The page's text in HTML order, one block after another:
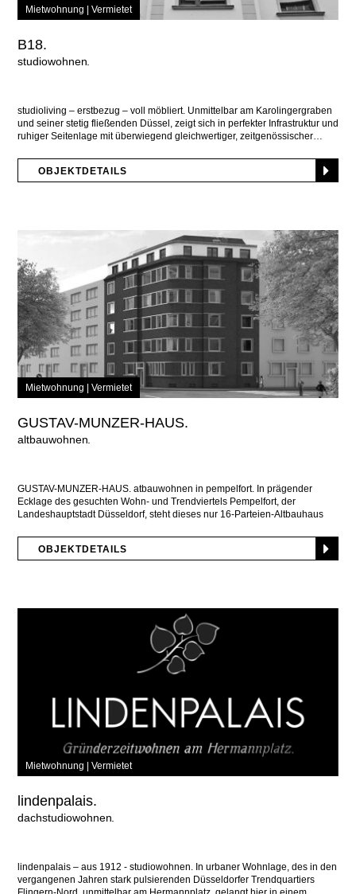
Mietwohnung | Vermietet
B18.
studiowohnen
studioliving – erstbezug – voll möbliert. Unmittelbar am Karolingergraben
und seiner stetig fließenden Düssel, zeigt sich in perfekter Infrastruktur und
ruhiger Seitenlage mit überwiegend gleichwertiger, zeitgenössischer
OBJEKTDETAILS
Mietwohnung | Vermietet
GUSTAV-MUNZER-HAUS.
altbauwohnen
GUSTAV-MUNZER-HAUS. atbauwohnen in pempelfort. In prägender
Ecklage des gesuchten Wohn- und Trendviertels Pempelfort, der
Landeshauptstadt Düsseldorf, steht dieses nur 16-Parteien-Altbauhaus
OBJEKTDETAILS
Mietwohnung | Vermietet
lindenpalais.
dachstudiowohnen
lindenpalais – aus 1912 - studiowohnen. In urbaner Wohnlage, des in den
vergangenen Jahren stark pulsierenden Düsseldorfer Trendquartiers